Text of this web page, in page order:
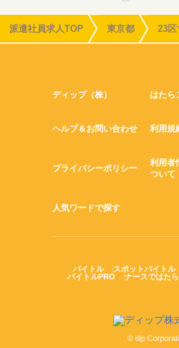
派遣社員求人TOP 東京都 23区
ディップ（株） はたら
ヘルプ＆お問い合わせ 利用規
プライバシーポリシー
利用者
ついて
人気ワードで探す
バイトル スポットバイトル
バイトルPRO
ナースではたら
© dip